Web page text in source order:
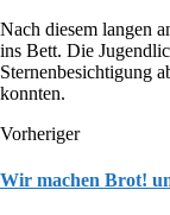
Nach diesem langen
ins Bett. Die
Sternenbesichtigung
konnten.
Vorheriger
Wir machen Brot!